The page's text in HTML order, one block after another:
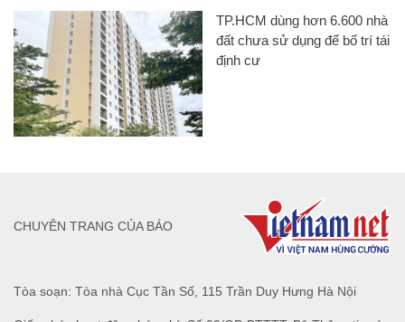
TP.HCM dùng hơn 6.600 nhà
đất chưa sử dụng để bố trí tái
định cư
Tòa soạn: Tòa nhà Cục Tần Số, 115 Trần Duy Hưng Hà Nội
CHUYÊN TRANG CỦA BÁO